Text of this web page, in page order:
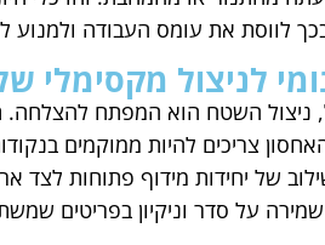
לווסת את עומס העבודה ולמנוע
לניצול מקסימלי
ניצול השטח הוא המפתח
צריכים להיות ממוקמים
של יחידות מידוף פתוחות לצד
שמירה על סדר וניקיון בפריטים